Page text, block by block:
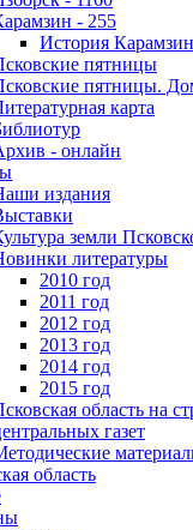
- 255
История
пятницы
пятницы.
карта
- онлайн
издания
земли
литературы
2010 год
2011 год
2012 год
2013 год
2014 год
2015 год
область на
газет
область